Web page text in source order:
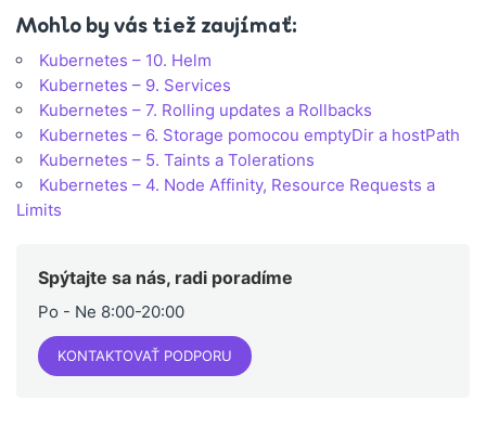
Mohlo by vás tiež zaujímať:
Kubernetes – 10. Helm
Kubernetes – 9. Services
Kubernetes – 7. Rolling updates a Rollbacks
Kubernetes – 6. Storage pomocou emptyDir a hostPath
Kubernetes – 5. Taints a Tolerations
Kubernetes – 4. Node Affinity, Resource Requests a
Limits
Spýtajte sa nás, radi poradíme
Po - Ne 8:00-20:00
KONTAKTOVAŤ PODPORU